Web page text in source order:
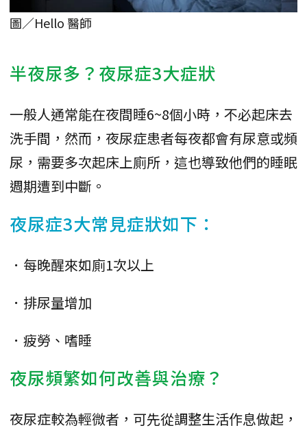
圖／Hello 醫師
半夜尿多？夜尿症3大症狀
一般人通常能在夜間睡6~8個小時，不必起床去
洗手間，然而，夜尿症患者每夜都會有尿意或頻
尿，需要多次起床上廁所，這也導致他們的睡眠
週期遭到中斷。
夜尿症3大常見症狀如下：
．每晚醒來如廁1次以上
．排尿量增加
．疲勞、嗜睡
夜尿頻繁如何改善與治療？
夜尿症較為輕微者，可先從調整生活作息做起，